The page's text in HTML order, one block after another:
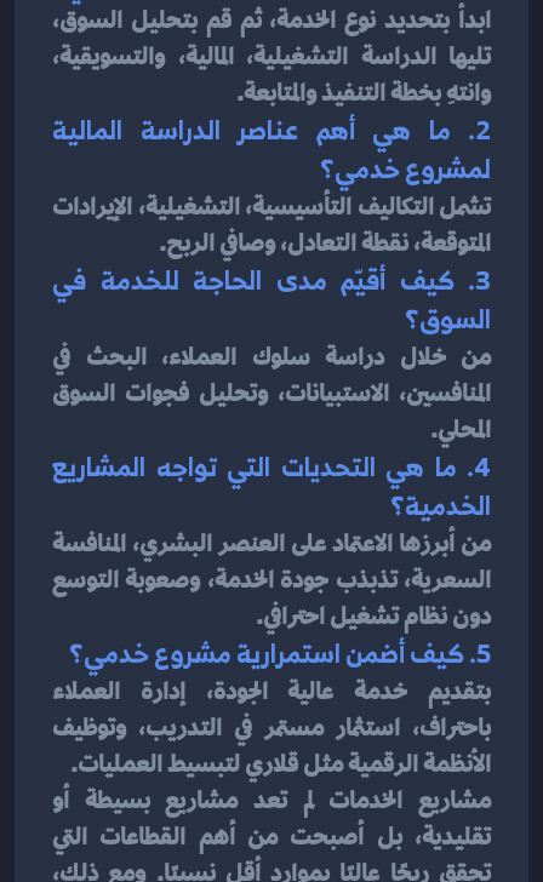
وانتهِ بخطة التنفيذ والمتابعة.
لمشروع خدمي؟
المتوقعة، نقطة التعادل، وصافي الربح.
السوق؟
المحلي.
الخدمية؟
دون نظام تشغيل احترافي.
5. كيف أضمن استمرارية مشروع خدمي؟
الأنظمة الرقمية مثل قلاري لتبسيط العمليات.